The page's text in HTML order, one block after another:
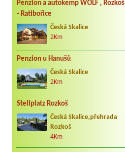
Penzion a autokemp WOLF , Rozkoš
- Ratibořice
Česká Skalice
2Km
Penzion u Hanušů
Česká Skalice
2Km
Stellplatz Rozkoš
Česká Skalice,přehrada
Rozkoš
4Km